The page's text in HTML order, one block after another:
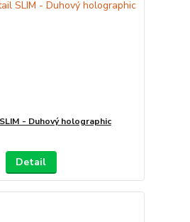
- Duhový holographic
Detail